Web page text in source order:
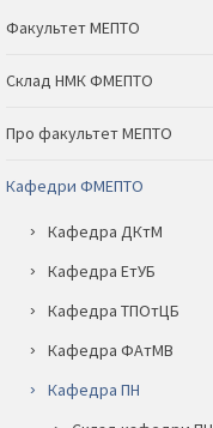
Факультет МЕПТО
Склад НМК ФМЕПТО
Про факультет МЕПТО
Кафедри ФМЕПТО
Кафедра ДКтМ
Кафедра ЕтУБ
Кафедра ТПОтЦБ
Кафедра ФАтМВ
Кафедра ПН